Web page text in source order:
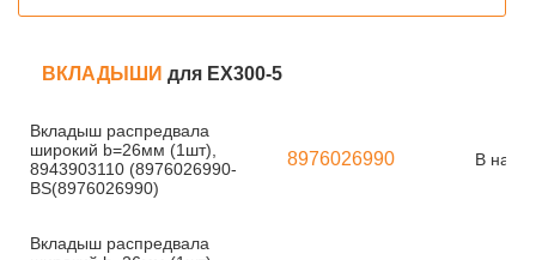
ВКЛАДЫШИ для EX300-5
Вкладыш распредвала
широкий b=26мм (1шт),
8943903110 (8976026990-
BS(8976026990)
8976026990 В
Вкладыш распредвала